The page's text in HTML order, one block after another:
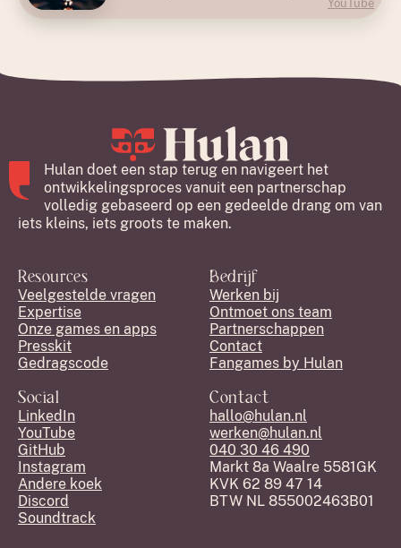
YouTube
Hulan doet een stap terug en navigeert het
ontwikkelingsproces vanuit een partnerschap
volledig gebaseerd op een gedeelde drang om van
iets kleins, iets groots te maken.
Resources
Veelgestelde vragen
Expertise
Onze games en apps
Presskit
Gedragscode
Bedrijf
Werken bij
Ontmoet ons team
Partnerschappen
Contact
Fangames by Hulan
Social
LinkedIn
YouTube
GitHub
Instagram
Andere koek
Discord
Soundtrack
Contact
hallo@hulan.nl
werken@hulan.nl
040 30 46 490
Markt 8a Waalre 5581GK
KVK 62 89 47 14
BTW NL 855002463B01